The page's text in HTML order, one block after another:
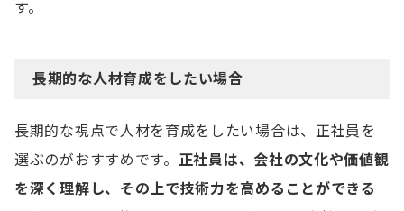
す。
長期的な人材育成をしたい場合
長期的な視点で人材を育成をしたい場合は、正社員を
選ぶのがおすすめです。 正社員は、会社の文化や価値観
を深く理解し、その上で技術力を高めることができる